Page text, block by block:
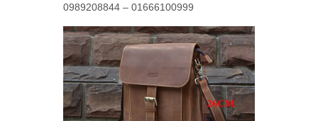
0989208844 – 01666100999